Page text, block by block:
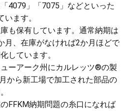
4079」「7075」などといった
ます。
も保有しています。通常納期は
月、在庫がなければ2か月ほどで
しています。
ーアーク州にカルレッツ®の製
から新工場で加工された部品の
FFKM納期問題の糸口になれば